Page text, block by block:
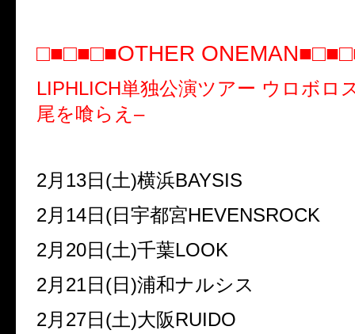
□■□■□■OTHER ONEMAN
LIPHLICH単独公演ツアー ウロボロ
尾を喰らえ –
2月 13日 (土)横浜BAYSIS
2月 14日 (日宇都宮HEVENSROCK
2月 20日 (土)千葉LOOK
2月 21日 (日 )浦和ナルシス
2月 27日 (土)大阪RUIDO